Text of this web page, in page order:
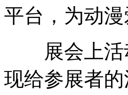
平台，为动
展会上活动
现给参展者